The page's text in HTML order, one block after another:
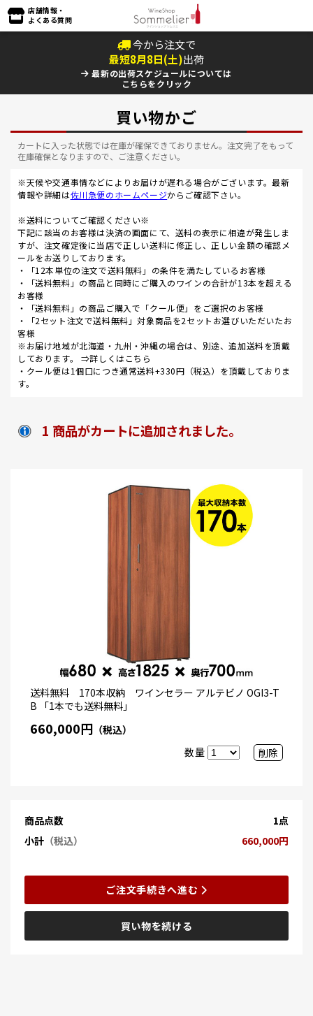
店舗情報・
よくある質問
今から注文で
最短8月8日(土)出荷
最新の出荷スケジュールについては
こちらをクリック
買い物かご
カートに入った状態では在庫が確保できておりません。注文完了をもって
在庫確保となりますので、ご注意ください。
※天候や交通事情などによりお届けが遅れる場合がございます。最新
情報や詳細は佐川急便のホームページからご確認下さい。
※送料についてご確認ください※
下記に該当のお客様は決済の画面にて、送料の表示に相違が発生しま
すが、注文確定後に当店で正しい送料に修正し、正しい金額の確認メ
ールをお送りしております。
・「12本単位の注文で送料無料」の条件を満たしているお客様
・「送料無料」の商品と同時にご購入のワインの合計が13本を超える
お客様
・「送料無料」の商品ご購入で「クール便」をご選択のお客様
・「2セット注文で送料無料」対象商品を2セットお選びいただいたお
客様
※お届け地域が北海道・九州・沖縄の場合は、別途、追加送料を頂戴
しております。 ⇒詳しくはこちら
・クール便は1個口につき通常送料+330円（税込）を頂戴しておりま
す。
1 商品がカートに追加されました。
送料無料 170本収納 ワインセラー アルテビノ OGI3-T
B 「1本でも送料無料」
660,000円 （税込）
数量
削除
商品点数
1点
小計 （税込） 660,000円
ご注文手続きへ進む
買い物を続ける